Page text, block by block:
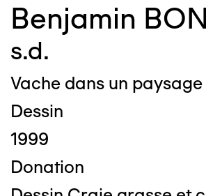
Benjamin
s.d.
Vache dans un paysage
Dessin
1999
Donation